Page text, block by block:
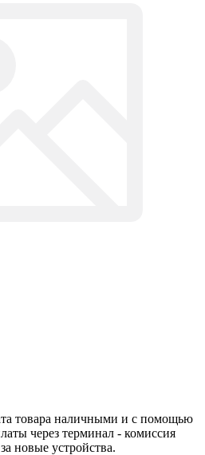
товара наличными и с помощью
через терминал - комиссия
новые устройства.